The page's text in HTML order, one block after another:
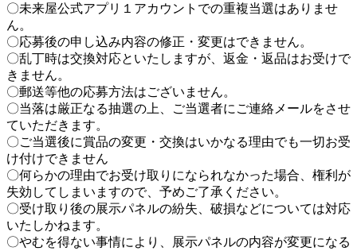
〇未来屋公式アプリ１アカウントでの重複当選はありませ
ん。
〇応募後の申し込み内容の修正・変更はできません。
〇乱丁時は交換対応といたしますが、返金・返品はお受けで
きません。
〇郵送等他の応募方法はございません。
〇当落は厳正なる抽選の上、ご当選者にご連絡メールをさせ
ていただきます。
〇ご当選後に賞品の変更・交換はいかなる理由でも一切お受
け付けできません
〇何らかの理由でお受け取りになられなかった場合、権利が
失効してしまいますので、予めご了承ください。
〇受け取り後の展示パネルの紛失、破損などについては対応
いたしかねます。
〇やむを得ない事情により、展示パネルの内容が変更になる